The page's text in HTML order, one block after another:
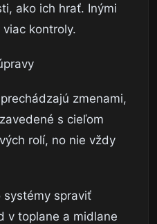
ako ich hrať. Inými
kontroly.
zmenami,
s cieľom
rolí, no nie vždy
systémy spraviť
v toplane a midlane